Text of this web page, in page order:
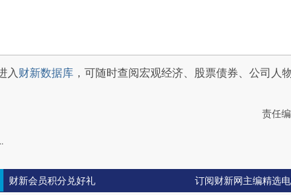
入财新数据库 ，可随时查阅宏观经济、股票债券、公司人
责任
财新会员积分兑好礼 订阅财新网主编精选